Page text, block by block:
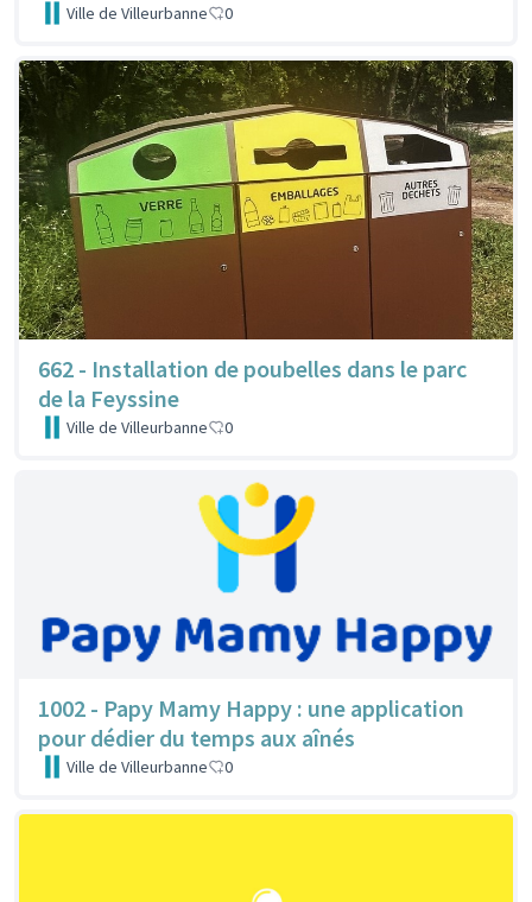
Ville de Villeurbanne 0
662 - Installation de poubelles dans le parc
de la Feyssine
Ville de Villeurbanne 0
1002 - Papy Mamy Happy : une application
pour dédier du temps aux aînés
Ville de Villeurbanne 0